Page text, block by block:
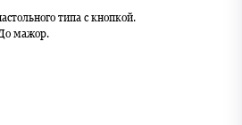
типа с кнопкой.
До мажор.